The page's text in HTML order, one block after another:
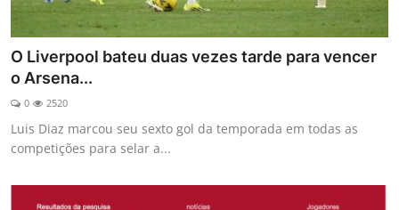
O Liverpool bateu duas vezes tarde para vencer
o Arsena...
0 2520
Luis Diaz marcou seu sexto gol da temporada em todas as
competições para selar a...